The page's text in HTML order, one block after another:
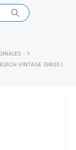
VINTAGE 1980S |